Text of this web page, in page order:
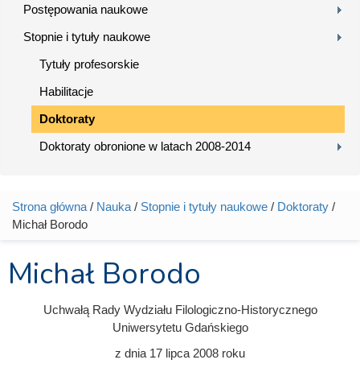
Postępowania naukowe
Stopnie i tytuły naukowe
Tytuły profesorskie
Habilitacje
Doktoraty
Doktoraty obronione w latach 2008-2014
Jesteś tutaj
Strona główna / Nauka / Stopnie i tytuły naukowe / Doktoraty /
Michał Borodo
Michał Borodo
Uchwałą Rady Wydziału Filologiczno-Historycznego
Uniwersytetu Gdańskiego
z dnia 17 lipca 2008 roku